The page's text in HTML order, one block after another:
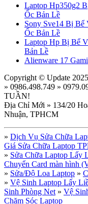
Laptop Hp350g2
Ốc Bản Lề
Sony Sve14 Bị
Ốc Bản Lề
Laptop Hp Bị Bể
Bản Lề
Alienware 17
Copyright © Update
» 0986.498.749 »
TUẦN!
Địa Chỉ Mới » 134/20
Nhuận, TPHCM
» Dịch Vụ Sửa Chữa
Giá Sửa Chữa Laptop
» Sửa Chữa Laptop Lấy
Chuyển Card màn hình
» Sửa/Độ Loa Laptop »
» Vệ Sinh Laptop Lấy
Sinh Phòng Net » Vệ
Chăm Sóc Laptop